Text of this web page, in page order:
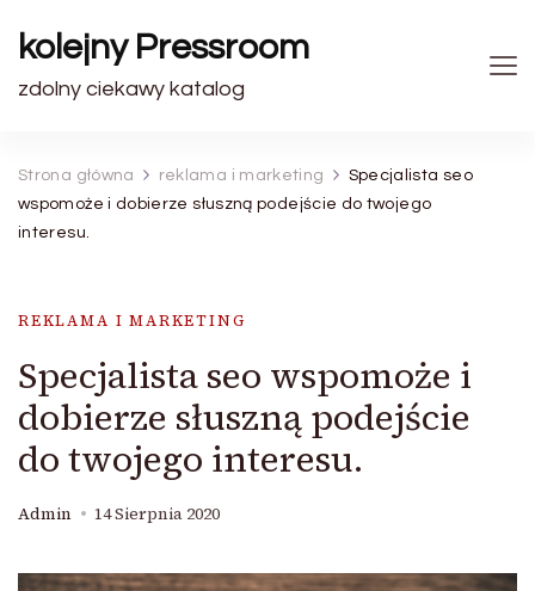
kolejny Pressroom
zdolny ciekawy katalog
Strona główna reklama i marketing
Specjalista seo
wspomoże i dobierze słuszną podejście do twojego
interesu.
REKLAMA I MARKETING
Specjalista seo wspomoże i
dobierze słuszną podejście
do twojego interesu.
Admin 14 Sierpnia 2020